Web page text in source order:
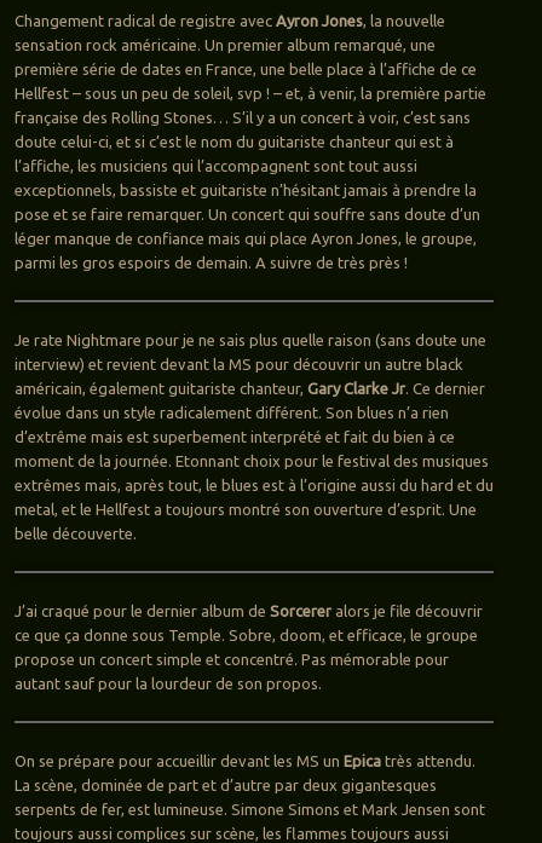
Changement radical de registre avec Ayron Jones, la nouvelle
sensation rock américaine. Un premier album remarqué, une
première série de dates en France, une belle place à l’affiche de ce
Hellfest – sous un peu de soleil, svp ! – et, à venir, la première partie
française des Rolling Stones… S’il y a un concert à voir, c’est sans
doute celui-ci, et si c’est le nom du guitariste chanteur qui est à
l’affiche, les musiciens qui l’accompagnent sont tout aussi
exceptionnels, bassiste et guitariste n’hésitant jamais à prendre la
pose et se faire remarquer. Un concert qui souffre sans doute d’un
léger manque de confiance mais qui place Ayron Jones, le groupe,
parmi les gros espoirs de demain. A suivre de très près !
Je rate Nightmare pour je ne sais plus quelle raison (sans doute une
interview) et revient devant la MS pour découvrir un autre black
américain, également guitariste chanteur, Gary Clarke Jr. Ce dernier
évolue dans un style radicalement différent. Son blues n’a rien
d’extrême mais est superbement interprété et fait du bien à ce
moment de la journée. Etonnant choix pour le festival des musiques
extrêmes mais, après tout, le blues est à l’origine aussi du hard et du
metal, et le Hellfest a toujours montré son ouverture d’esprit. Une
belle découverte.
J’ai craqué pour le dernier album de Sorcereralors je file découvrir
ce que ça donne sous Temple. Sobre, doom, et efficace, le groupe
propose un concert simple et concentré. Pas mémorable pour
autant sauf pour la lourdeur de son propos.
On se prépare pour accueillir devant les MS un Epicatrès attendu.
La scène, dominée de part et d’autre par deux gigantesques
serpents de fer, est lumineuse. Simone Simons et Mark Jensen sont
toujours aussi complices sur scène, les flammes toujours aussi